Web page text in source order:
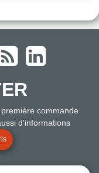
commande
d'informations